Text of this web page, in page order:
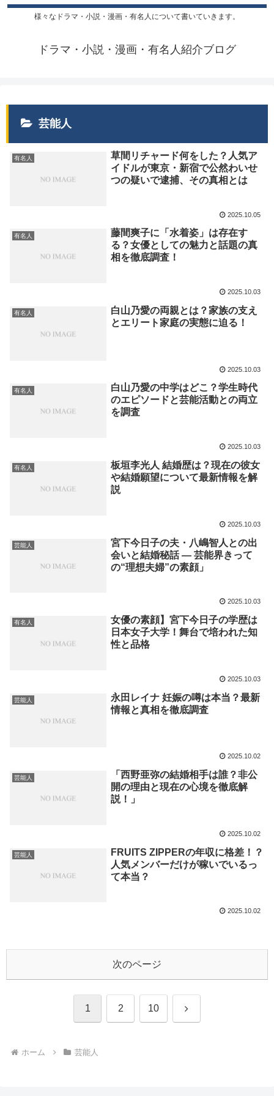
様々なドラマ・小説・漫画・有名人について書いていきます。
ドラマ・小説・漫画・有名人紹介ブログ
芸能人
有名人
草間リチャード何をした？人気ア
イドルが東京・新宿で公然わいせ
つの疑いで逮捕、その真相とは
2025.10.05
有名人
藤間爽子に「水着姿」は存在す
る？女優としての魅力と話題の真
相を徹底調査！
2025.10.03
有名人
白山乃愛の両親とは？家族の支え
とエリート家庭の実態に迫る！
2025.10.03
有名人
白山乃愛の中学はどこ？学生時代
のエピソードと芸能活動との両立
を調査
2025.10.03
有名人
板垣李光人 結婚歴は？現在の彼女
や結婚願望について最新情報を解
説
2025.10.03
芸能人
宮下今日子の夫・八嶋智人との出
会いと結婚秘話 ― 芸能界きって
の“理想夫婦”の素顔」
2025.10.03
有名人
女優の素顔】宮下今日子の学歴は
日本女子大学！舞台で培われた知
性と品格
2025.10.03
芸能人
永田レイナ 妊娠の噂は本当？最新
情報と真相を徹底調査
2025.10.02
芸能人
「西野亜弥の結婚相手は誰？非公
開の理由と現在の心境を徹底解
説！」
2025.10.02
芸能人
FRUITS ZIPPERの年収に格差！？
人気メンバーだけが稼いでいるっ
て本当？
2025.10.02
次のページ
1 2 10 次
ホーム 芸能人